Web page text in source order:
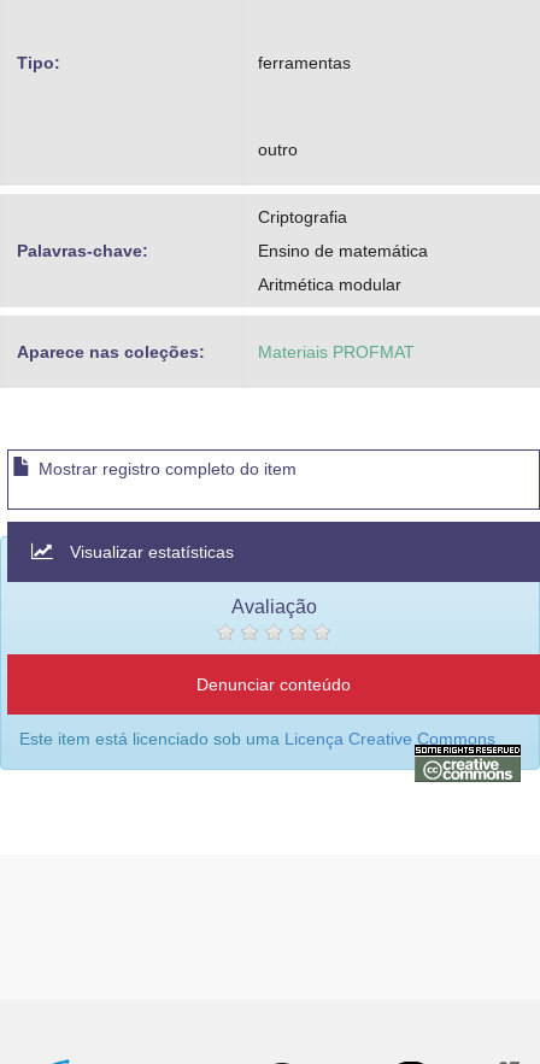
Tipo: ferramentas
outro
Palavras-chave:
Criptografia
Ensino de matemática
Aritmética modular
Aparece nas coleções: Materiais PROFMAT
Mostrar registro completo do item
Visualizar estatísticas
Avaliação
Denunciar conteúdo
Este item está licenciado sob uma Licença Creative Commons